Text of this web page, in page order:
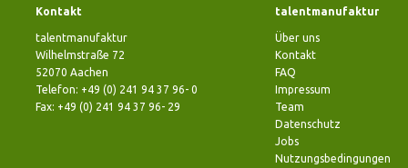
Kontakt
talentmanufaktur
Wilhelmstraße 72
52070 Aachen
Telefon: +49 (0) 241 94 37 96- 0
Fax: +49 (0) 241 94 37 96- 29
talentmanufaktur
Über uns
Kontakt
FAQ
Impressum
Team
Datenschutz
Jobs
Nutzungsbedingungen